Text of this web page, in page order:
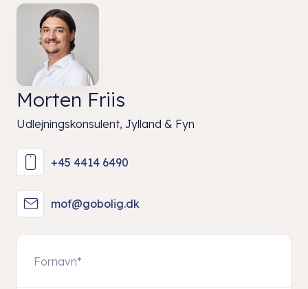
Morten Friis
Udlejningskonsulent, Jylland & Fyn
+45 4414 6490
mof@gobolig.dk